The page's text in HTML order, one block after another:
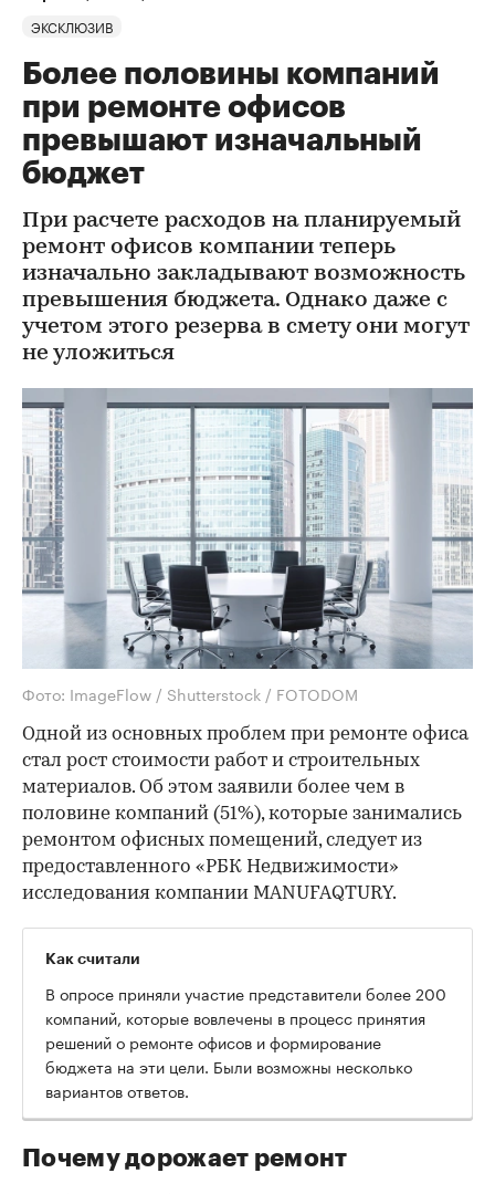
ЭКСКЛЮЗИВ
Более половины компаний
при ремонте офисов
превышают изначальный
бюджет
При расчете расходов на планируемый
ремонт офисов компании теперь
изначально закладывают возможность
превышения бюджета. Однако даже с
учетом этого резерва в смету они могут
не уложиться
Фото: ImageFlow / Shutterstock / FOTODOM
Одной из основных проблем при ремонте офиса
стал рост стоимости работ и строительных
материалов. Об этом заявили более чем в
половине компаний (51%), которые занимались
ремонтом офисных помещений, следует из
предоставленного «РБК Недвижимости»
исследования компании MANUFAQTURY.
Как считали
В опросе приняли участие представители более 200
компаний, которые вовлечены в процесс принятия
решений о ремонте офисов и формирование
бюджета на эти цели. Были возможны несколько
вариантов ответов.
Почему дорожает ремонт